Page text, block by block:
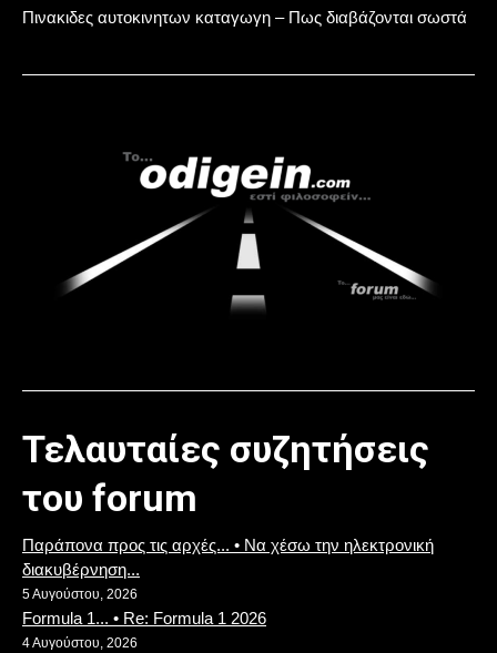
Πινακιδες αυτοκινητων καταγωγη – Πως διαβάζονται σωστά
Τελαυταίες συζητήσεις
του forum
Παράπονα προς τις αρχές... • Να χέσω την ηλεκτρονική
διακυβέρνηση...
5 Αυγούστου, 2026
Formula 1... • Re: Formula 1 2026
4 Αυγούστου, 2026